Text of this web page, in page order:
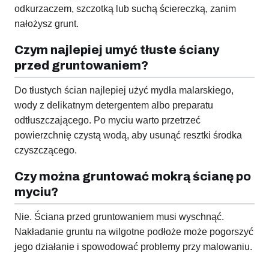
odkurzaczem, szczotką lub suchą ściereczką, zanim
nałożysz grunt.
Czym najlepiej umyć tłuste ściany
przed gruntowaniem?
Do tłustych ścian najlepiej użyć mydła malarskiego,
wody z delikatnym detergentem albo preparatu
odtłuszczającego. Po myciu warto przetrzeć
powierzchnię czystą wodą, aby usunąć resztki środka
czyszczącego.
Czy można gruntować mokrą ścianę po
myciu?
Nie. Ściana przed gruntowaniem musi wyschnąć.
Nakładanie gruntu na wilgotne podłoże może pogorszyć
jego działanie i spowodować problemy przy malowaniu.